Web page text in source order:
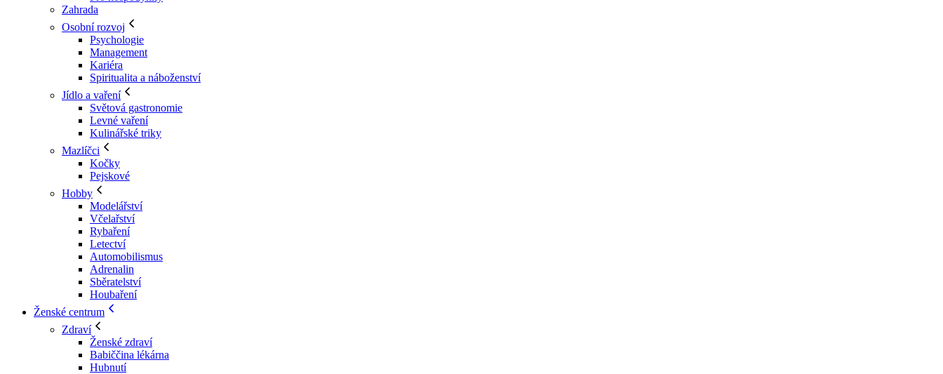
Zahrada
Osobní rozvoj
Psychologie
Management
Kariéra
Spiritualita a náboženství
Jídlo a vaření
Světová gastronomie
Levné vaření
Kulinářské triky
Mazlíčci
Kočky
Pejskové
Hobby
Modelářství
Včelařství
Rybaření
Letectví
Automobilismus
Adrenalin
Sběratelství
Houbaření
Ženské centrum
Zdraví
Ženské zdraví
Babiččina lékárna
Hubnutí